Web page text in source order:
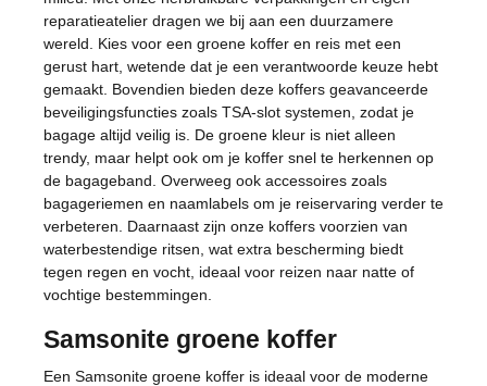
reparatieatelier dragen we bij aan een duurzamere
wereld. Kies voor een groene koffer en reis met een
gerust hart, wetende dat je een verantwoorde keuze hebt
gemaakt. Bovendien bieden deze koffers geavanceerde
beveiligingsfuncties zoals TSA-slot systemen, zodat je
bagage altijd veilig is. De groene kleur is niet alleen
trendy, maar helpt ook om je koffer snel te herkennen op
de bagageband. Overweeg ook accessoires zoals
bagageriemen en naamlabels om je reiservaring verder te
verbeteren. Daarnaast zijn onze koffers voorzien van
waterbestendige ritsen, wat extra bescherming biedt
tegen regen en vocht, ideaal voor reizen naar natte of
vochtige bestemmingen.
Samsonite groene koffer
Een Samsonite groene koffer is ideaal voor de moderne